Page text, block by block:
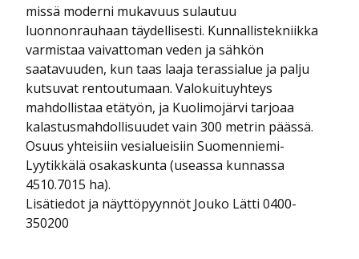
missä moderni mukavuus sulautuu
luonnonrauhaan täydellisesti. Kunnallistekniikka
varmistaa vaivattoman veden ja sähkön
saatavuuden, kun taas laaja terassialue ja palju
kutsuvat rentoutumaan. Valokuituyhteys
mahdollistaa etätyön, ja Kuolimojärvi tarjoaa
kalastusmahdollisuudet vain 300 metrin päässä.
Osuus yhteisiin vesialueisiin Suomenniemi-
Lyytikkälä osakaskunta (useassa kunnassa
4510.7015 ha).
Lisätiedot ja näyttöpyynnöt Jouko Lätti 0400-
350200